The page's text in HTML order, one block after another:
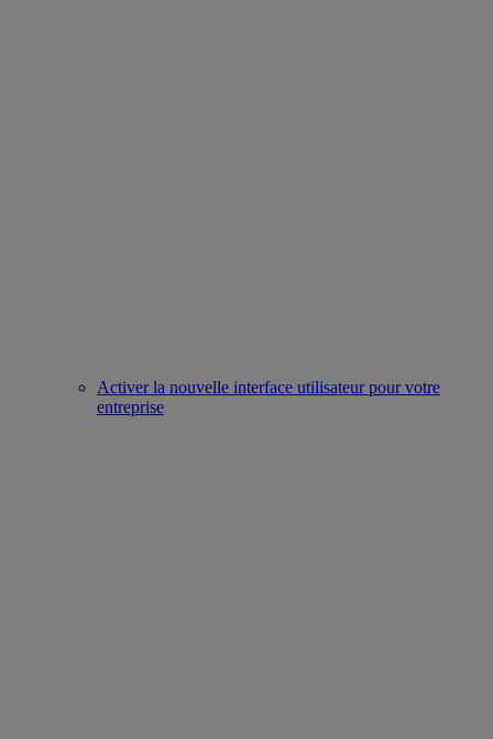
Activer la nouvelle interface utilisateur pour votre
entreprise